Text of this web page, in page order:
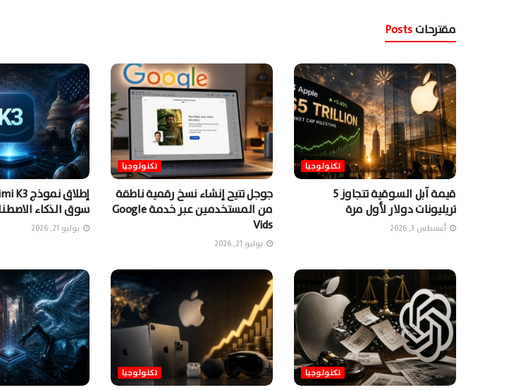
مقترحات
تكنولوجيا
قيمة آبل السوقية تتجاوز 5
تريليونات دولار لأول مرة
أغسطس 3, 2026
تكنولوجيا
جوجل تتيح إنشاء نسخ رقمية ناطقة
من المستخدمين عبر خدمة Google
Vids
يوليو 21, 2026
سوق الذكاء
يوليو 21, 2026
تكنولوجيا تكنولوجيا